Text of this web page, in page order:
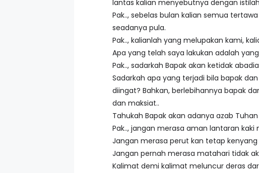
lantas kalian menyebutnya dengan
Pak.., sebelas bulan kalian semua
seadanya pula.
Pak.., kalianlah yang melupakan kami,
Apa yang telah saya lakukan adalah
Pak.., sadarkah Bapak akan ketidak
Sadarkah apa yang terjadi bila bapak
diingat? Bahkan, berlebihannya bapak
dan maksiat..
Tahukah Bapak akan adanya azab
Pak.., jangan merasa aman lantaran
Jangan merasa perut kan tetap
Jangan pernah merasa matahari tidak
Kalimat demi kalimat meluncur deras